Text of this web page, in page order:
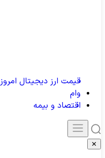
قیمت ارز دیجیتال امروز
وام
اقتصاد و بیمه
✕